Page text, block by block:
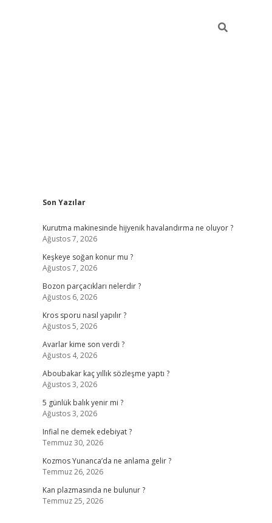
Sidebar
Son Yazılar
Kurutma makinesinde hijyenik havalandırma ne oluyor ?
Ağustos 7, 2026
Keşkeye soğan konur mu ?
Ağustos 7, 2026
Bozon parçacıkları nelerdir ?
Ağustos 6, 2026
Kros sporu nasıl yapılır ?
Ağustos 5, 2026
Avarlar kime son verdi ?
Ağustos 4, 2026
Aboubakar kaç yıllık sözleşme yaptı ?
Ağustos 3, 2026
5 günlük balık yenir mi ?
Ağustos 3, 2026
Infial ne demek edebiyat ?
Temmuz 30, 2026
Kozmos Yunanca’da ne anlama gelir ?
Temmuz 26, 2026
Kan plazmasında ne bulunur ?
Temmuz 25, 2026